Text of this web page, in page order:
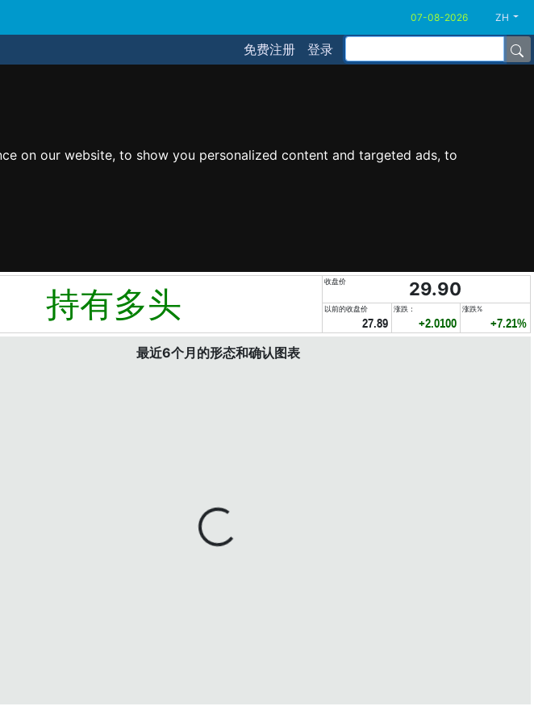
on our website, to show you personalized content and targeted ads, to
ZH
免费注册 登录
持有多头
收盘价 29.90
以前的收盘价
27.89
涨跌：
+2.0100
涨跌%
+7.21%
最近6个月的形态和确认图表